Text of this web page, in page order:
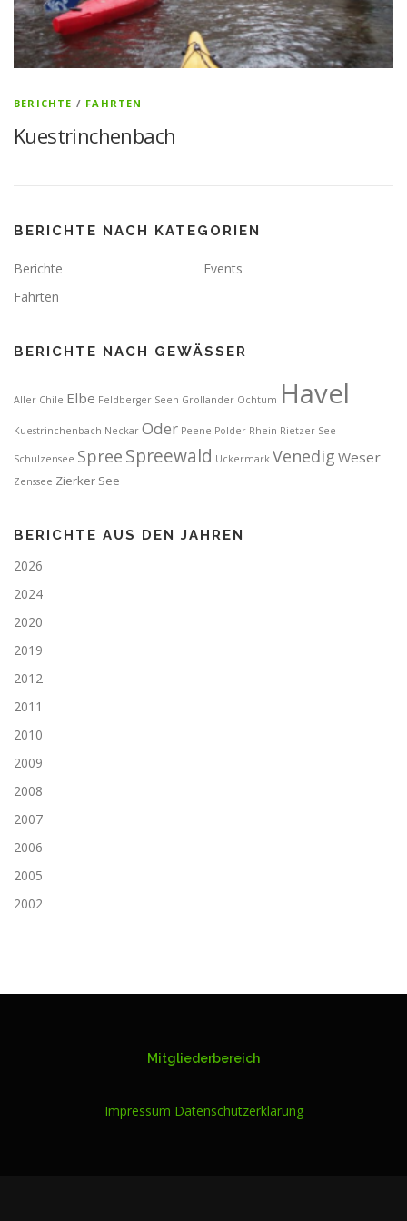
BERICHTE / FAHRTEN
Kuestrinchenbach
BERICHTE NACH KATEGORIEN
Berichte
Events
Fahrten
BERICHTE NACH GEWÄSSER
Aller Chile Elbe Feldberger Seen Grollander Ochtum Havel
Kuestrinchenbach Neckar Oder Peene Polder Rhein Rietzer See
Schulzensee Spree Spreewald Uckermark Venedig Weser
Zenssee Zierker See
BERICHTE AUS DEN JAHREN
2026
2024
2020
2019
2012
2011
2010
2009
2008
2007
2006
2005
2002
Mitgliederbereich
Impressum Datenschutzerklärung